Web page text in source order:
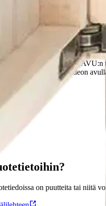
Delta, myös Sapphire sekä
KÄYTTÖÖN HAVU:n
löytyvät ohjevideon
on puutteita tai niitä